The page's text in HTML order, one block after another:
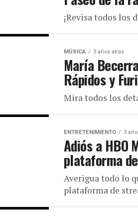
¡Revisa todos los
MÚSICA 3 años atrás
María
Rápidos y
Mira todos los
ENTRETENIMIENTO 3
Adiós a HBO
plataforma
Averigua todo lo
plataforma de